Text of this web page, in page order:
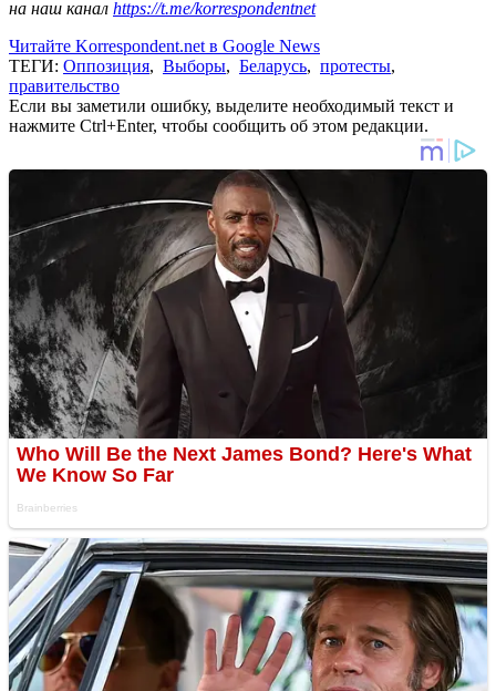
на наш канал https://t.me/korrespondentnet
Читайте Korrespondent.net в Google News
ТЕГИ: Оппозиция, Выборы, Беларусь, протесты,
правительство
Если вы заметили ошибку, выделите необходимый текст и
нажмите Ctrl+Enter, чтобы сообщить об этом редакции.